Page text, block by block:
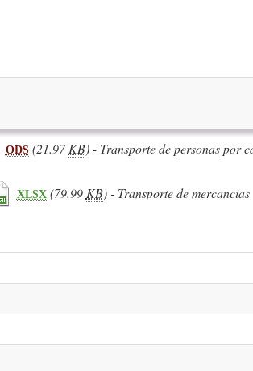
ODS (21.97KB) - Transporte de personas por
XLSX (79.99KB) - Transporte de mercancias